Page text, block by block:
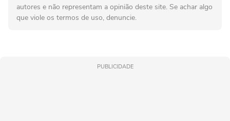
autores e não representam a opinião deste site. Se achar algo
que viole os termos de uso, denuncie.
PUBLICIDADE